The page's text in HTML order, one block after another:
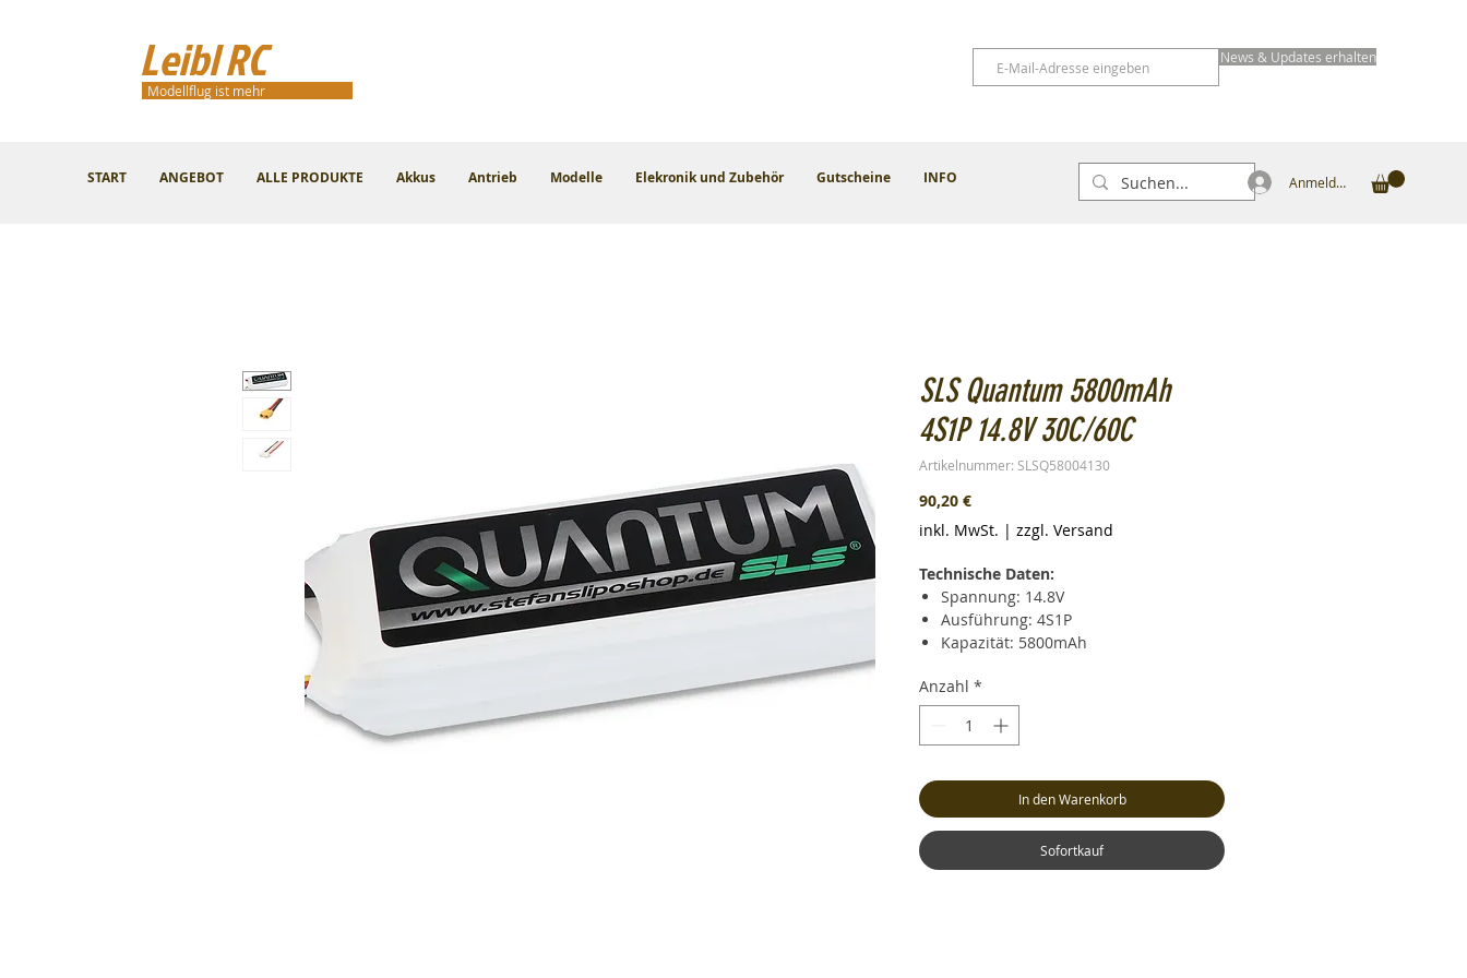
Leibl RC
START ANGEBOT ALLE PRODUKTE Akkus Antrieb Modelle Elekronik und Zubehör Gutscheine INFO
Modellflug ist mehr
News & Updates erhalten
Anmelden
SLS Quantum 5800mAh
4S1P 14.8V 30C/60C
Artikelnummer: SLSQ58004130
90,20 €Preis
inkl. MwSt. | zzgl. Versand
Technische Daten:
Spannung: 14.8V
Ausführung: 4S1P
Kapazität: 5800mAh
Kurzzeitiger Entladestrom: max. 60C
(348A)
Ladestrom: max. 5C (29A)
und Stecker)
Maße: ca. LxBxH 163x49x32mm
Stecksystem: XT90
Hauptstromkabel: AWG10
Anzahl *
In den Warenkorb
Sofortkauf